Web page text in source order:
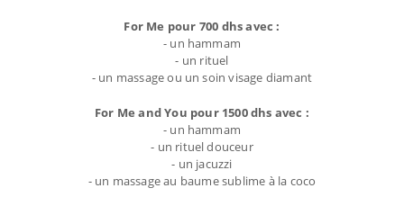
For Me pour 700 dhs avec :
- un hammam
- un rituel
- un massage ou un soin visage diamant
For Me and You pour 1500 dhs avec :
- un hammam
- un rituel douceur
- un jacuzzi
- un massage au baume sublime à la coco